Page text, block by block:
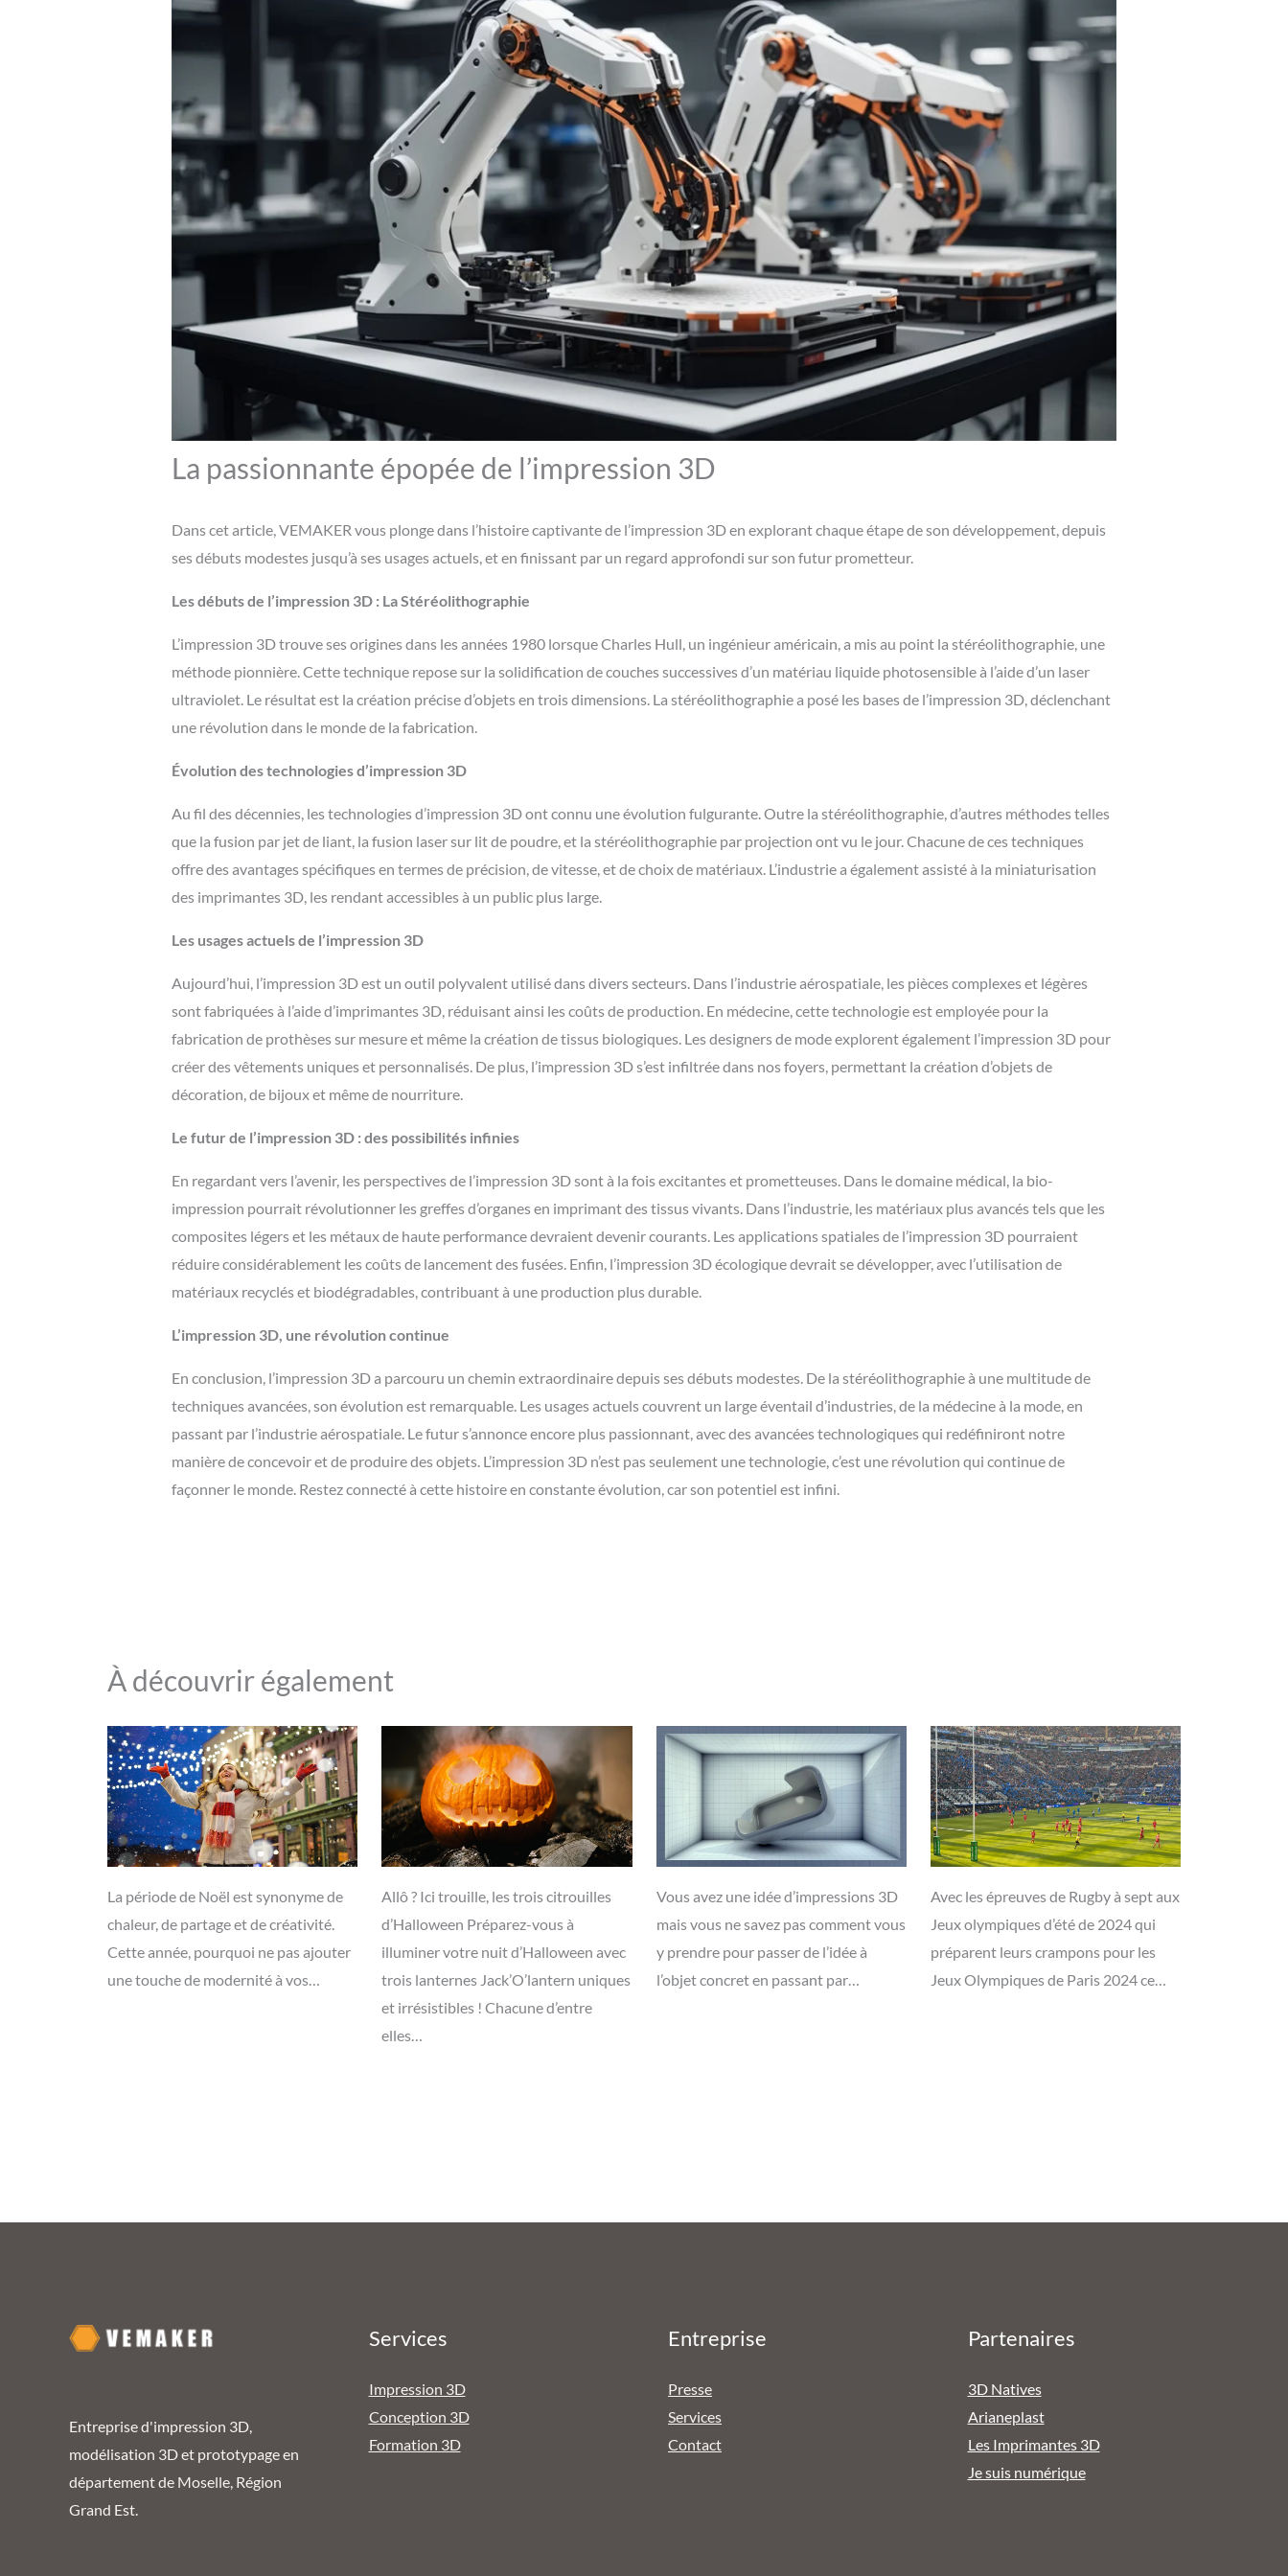
La passionnante épopée de l’impression 3D
Dans cet article, VEMAKER vous plonge dans l’histoire captivante de l’impression 3D en explorant chaque étape de son développement, depuis
ses débuts modestes jusqu’à ses usages actuels, et en finissant par un regard approfondi sur son futur prometteur.
Les débuts de l’impression 3D : La Stéréolithographie
L’impression 3D trouve ses origines dans les années 1980 lorsque Charles Hull, un ingénieur américain, a mis au point la stéréolithographie, une
méthode pionnière. Cette technique repose sur la solidification de couches successives d’un matériau liquide photosensible à l’aide d’un laser
ultraviolet. Le résultat est la création précise d’objets en trois dimensions. La stéréolithographie a posé les bases de l’impression 3D, déclenchant
une révolution dans le monde de la fabrication.
Évolution des technologies d’impression 3D
Au fil des décennies, les technologies d’impression 3D ont connu une évolution fulgurante. Outre la stéréolithographie, d’autres méthodes telles
que la fusion par jet de liant, la fusion laser sur lit de poudre, et la stéréolithographie par projection ont vu le jour. Chacune de ces techniques
offre des avantages spécifiques en termes de précision, de vitesse, et de choix de matériaux. L’industrie a également assisté à la miniaturisation
des imprimantes 3D, les rendant accessibles à un public plus large.
Les usages actuels de l’impression 3D
Aujourd’hui, l’impression 3D est un outil polyvalent utilisé dans divers secteurs. Dans l’industrie aérospatiale, les pièces complexes et légères
sont fabriquées à l’aide d’imprimantes 3D, réduisant ainsi les coûts de production. En médecine, cette technologie est employée pour la
fabrication de prothèses sur mesure et même la création de tissus biologiques. Les designers de mode explorent également l’impression 3D pour
créer des vêtements uniques et personnalisés. De plus, l’impression 3D s’est infiltrée dans nos foyers, permettant la création d’objets de
décoration, de bijoux et même de nourriture.
Le futur de l’impression 3D : des possibilités infinies
En regardant vers l’avenir, les perspectives de l’impression 3D sont à la fois excitantes et prometteuses. Dans le domaine médical, la bio-
impression pourrait révolutionner les greffes d’organes en imprimant des tissus vivants. Dans l’industrie, les matériaux plus avancés tels que les
composites légers et les métaux de haute performance devraient devenir courants. Les applications spatiales de l’impression 3D pourraient
réduire considérablement les coûts de lancement des fusées. Enfin, l’impression 3D écologique devrait se développer, avec l’utilisation de
matériaux recyclés et biodégradables, contribuant à une production plus durable.
L’impression 3D, une révolution continue
En conclusion, l’impression 3D a parcouru un chemin extraordinaire depuis ses débuts modestes. De la stéréolithographie à une multitude de
techniques avancées, son évolution est remarquable. Les usages actuels couvrent un large éventail d’industries, de la médecine à la mode, en
passant par l’industrie aérospatiale. Le futur s’annonce encore plus passionnant, avec des avancées technologiques qui redéfiniront notre
manière de concevoir et de produire des objets. L’impression 3D n’est pas seulement une technologie, c’est une révolution qui continue de
façonner le monde. Restez connecté à cette histoire en constante évolution, car son potentiel est infini.
À découvrir également
La période de Noël est synonyme de
chaleur, de partage et de créativité.
Cette année, pourquoi ne pas ajouter
une touche de modernité à vos…
Allô ? Ici trouille, les trois citrouilles
d’Halloween Préparez-vous à
illuminer votre nuit d’Halloween avec
trois lanternes Jack’O’lantern uniques
et irrésistibles ! Chacune d’entre
elles…
Vous avez une idée d’impressions 3D
mais vous ne savez pas comment vous
y prendre pour passer de l’idée à
l’objet concret en passant par…
Avec les épreuves de Rugby à sept aux
Jeux olympiques d’été de 2024 qui
préparent leurs crampons pour les
Jeux Olympiques de Paris 2024 ce…
Entreprise d'impression 3D,
modélisation 3D et prototypage en
département de Moselle, Région
Grand Est.
Services
Impression 3D
Conception 3D
Formation 3D
Entreprise
Presse
Services
Contact
Partenaires
3D Natives
Arianeplast
Les Imprimantes 3D
Je suis numérique